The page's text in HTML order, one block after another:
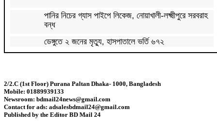
পানির নিচের গ্যাস পাইপে লিকেজ, নোয়াখালী-লক্ষ্মীপুরে সরবরাহ
বন্ধ
ডেঙ্গুতে ২ জনের মৃত্যু, হাসপাতালে ভর্তি ৬৭২
ইসলামী অর্থায়ন ও ব্যাংকিংয়ে দক্ষ জনবল তৈরির তাগিদ
ব্যাকলেস গাউনে মিমের গ্ল্যামার
2/2.C (1st Floor) Purana Paltan Dhaka- 1000, Bangladesh
Mobile: 01889939133
Newsroom: bdmail24news@gmail.com
Contact for ads: adsalesbdmail24@gmail.com
Published by the Editor BD Mail 24